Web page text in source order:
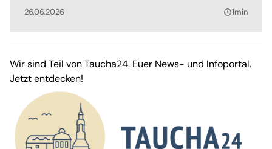
26.06.2026 query_builder1min
Wir sind Teil von Taucha24. Euer News- und Infoportal.
Jetzt entdecken!